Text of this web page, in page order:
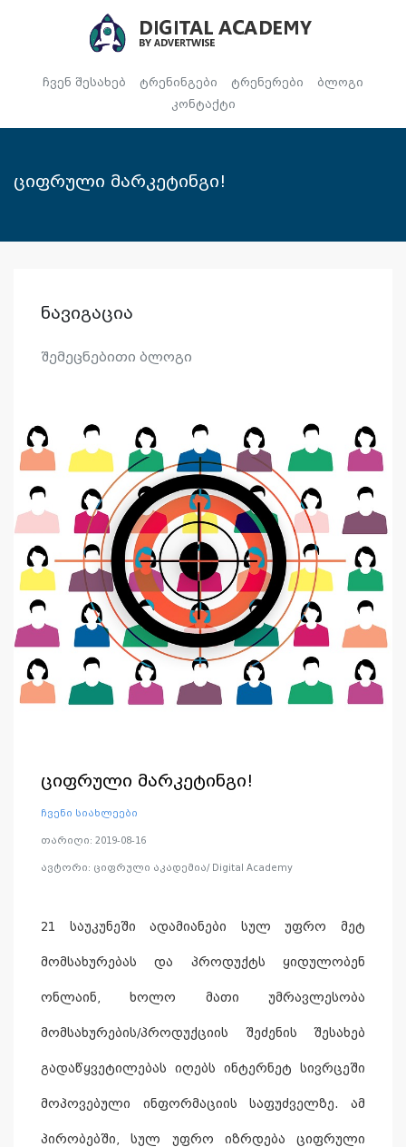
ჩვენ შესახებ ტრენინგები ტრენერები
ბლოგი
კონტაქტი
ციფრული მარკეტინგი!
ნავიგაცია
შემეცნებითი ბლოგი
ციფრული მარკეტინგი!
ჩვენი სიახლეები
თარიღი: 2019-08-16
ავტორი: ციფრული აკადემია/ Digital Academy
21 საუკუნეში ადამიანები სულ უფრო მეტ
მომსახურებას და პროდუქტს ყიდულობენ
ონლაინ, ხოლო მათი უმრავლესობა
მომსახურების/პროდუქციის შეძენის შესახებ
გადაწყვეტილებას იღებს ინტერნეტ სივრცეში
მოპოვებული ინფორმაციის საფუძველზე. ამ
პირობებში, სულ უფრო იზრდება ციფრული